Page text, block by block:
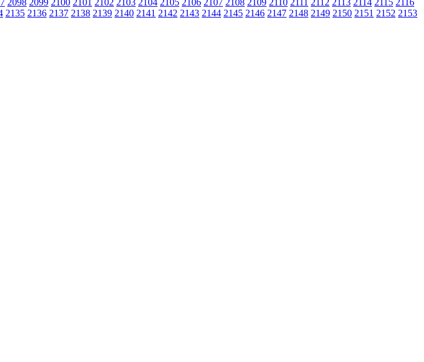
2098 2099 2100 2101 2102 2103 2104 2105 2106 2107 2108 2109 2110 2111 2112 2113 2114 2115 2116
2135 2136 2137 2138 2139 2140 2141 2142 2143 2144 2145 2146 2147 2148 2149 2150 2151 2152 2153